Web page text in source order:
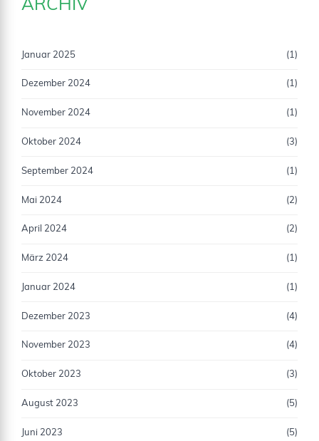
ARCHIV
Januar 2025 (1)
Dezember 2024 (1)
November 2024 (1)
Oktober 2024 (3)
September 2024 (1)
Mai 2024 (2)
April 2024 (2)
März 2024 (1)
Januar 2024 (1)
Dezember 2023 (4)
November 2023 (4)
Oktober 2023 (3)
August 2023 (5)
Juni 2023 (5)